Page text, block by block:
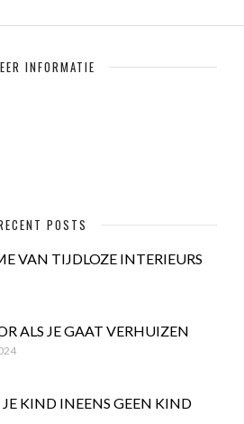
INFORMATIE
POSTS
VAN TIJDLOZE INTERIEURS
ALS JE GAAT VERHUIZEN
KIND INEENS GEEN KIND